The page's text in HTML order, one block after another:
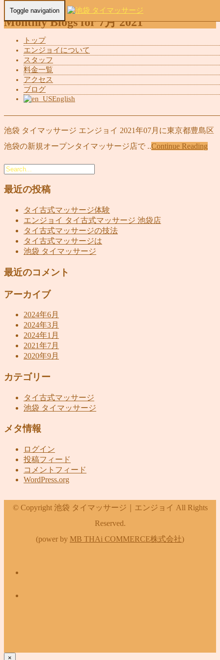
Toggle navigation
トップ
エンジョイについて
スタッフ
料金一覧
アクセス
ブログ
English
Monthly Blogs for 7月 2021
Home -Blogs for 7月, 2021
池袋 タイマッサージ
enjoy
2021年7月1日
池袋 タイマッサージ エンジョイ 2021年07月に東京都豊島区
池袋の新規オープンタイマッサージ店で ..Continue Reading
最近の投稿
タイ古式マッサージ体験
エンジョイ タイ古式マッサージ 池袋店
タイ古式マッサージの技法
タイ古式マッサージは
池袋 タイマッサージ
最近のコメント
アーカイブ
2024年6月
2024年3月
2024年1月
2021年7月
2020年9月
カテゴリー
タイ古式マッサージ
池袋 タイマッサージ
メタ情報
ログイン
投稿フィード
コメントフィード
WordPress.org
© Copyright 池袋 タイマッサージ｜エンジョイ All Rights
Reserved.
(power by MB THAi COMMERCE株式会社)
×